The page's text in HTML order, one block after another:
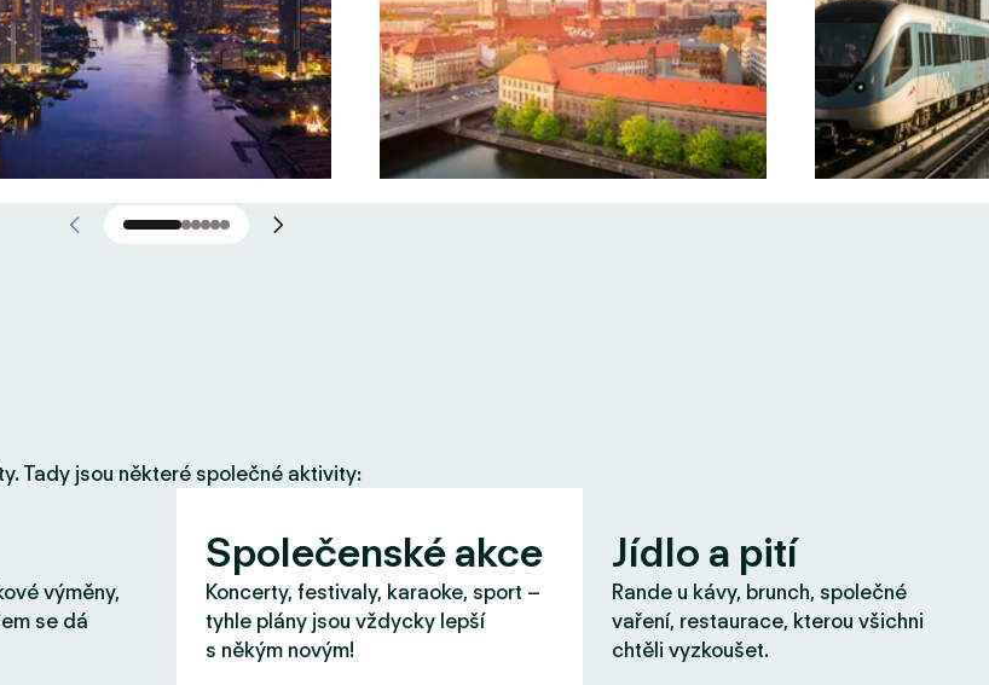
Tady jsou některé společné aktivity:
výměny,
se dá
Společenské akce
Koncerty, festivaly, karaoke, sport –
tyhle plány jsou vždycky lepší
s někým novým!
Jídlo a pití
Rande u kávy, brunch, společné
vaření, restaurace, kterou všichni
chtěli vyzkoušet.